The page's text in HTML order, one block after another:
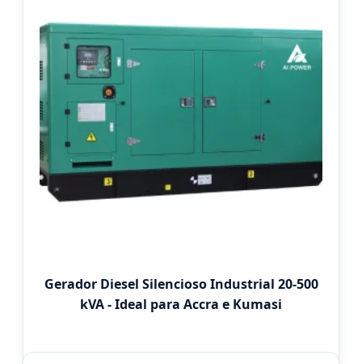
Gerador Diesel Silencioso Industrial 20-500
kVA - Ideal para Accra e Kumasi